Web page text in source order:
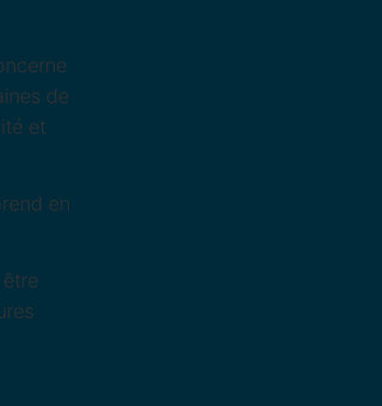
de
et
en